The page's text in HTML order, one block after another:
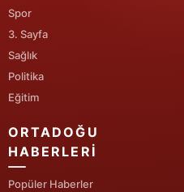
Spor
3. Sayfa
Sağlık
Politika
Eğitim
ORTADOĞU
HABERLERI
Popüler Haberler